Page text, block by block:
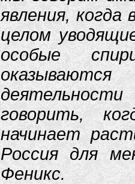
явления, когда
целом
особые
говорить,
начинает
Россия для
Феникс.